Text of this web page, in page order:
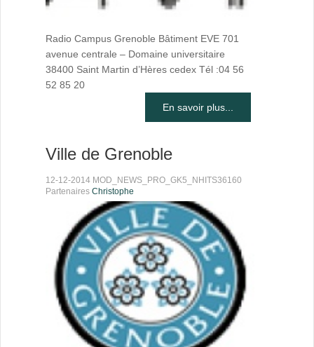
Radio Campus Grenoble Bâtiment EVE 701
avenue centrale – Domaine universitaire
38400 Saint Martin d’Hères cedex Tél :04 56
52 85 20
En savoir plus...
Ville de Grenoble
12-12-2014 MOD_NEWS_PRO_GK5_NHITS36160
Partenaires Christophe